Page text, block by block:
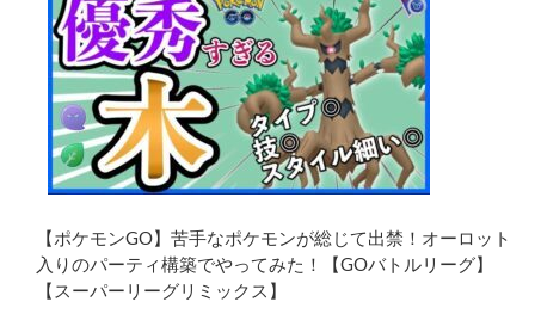
【ポケモンGO】苦手なポケモンが総じて出禁！オーロット
入りのパーティ構築でやってみた！【GOバトルリーグ】
【スーパーリーグリミックス】